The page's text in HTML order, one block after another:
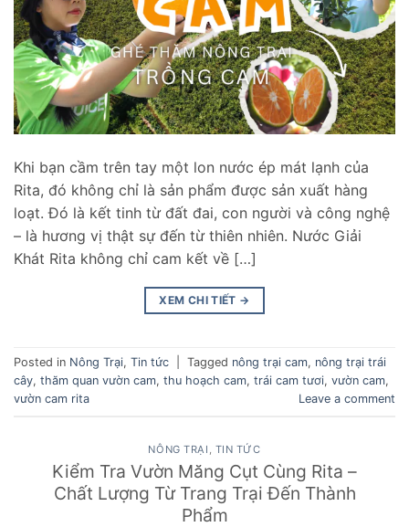
Khi bạn cầm trên tay một lon nước ép mát lạnh của
Rita, đó không chỉ là sản phẩm được sản xuất hàng
loạt. Đó là kết tinh từ đất đai, con người và công nghệ
– là hương vị thật sự đến từ thiên nhiên. Nước Giải
Khát Rita không chỉ cam kết về […]
XEM CHI TIẾT →
Posted in Nông Trại, Tin tức Tagged nông trại cam, nông trại trái
cây, thăm quan vườn cam, thu hoạch cam, trái cam tươi, vườn cam,
vườn cam rita
Leave a comment
NÔNG TRẠI , TIN TỨC
Kiểm Tra Vườn Măng Cụt Cùng Rita –
Chất Lượng Từ Trang Trại Đến Thành
Phẩm